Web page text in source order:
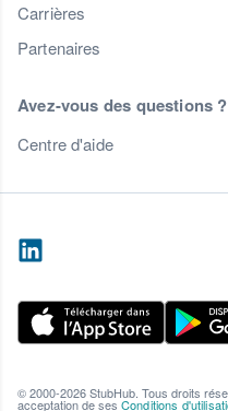
Carrières
Partenaires
Avez-vous des questions ?
Centre d'aide
© 2000-2026 StubHub. Tous droits
acceptation de ses Conditions